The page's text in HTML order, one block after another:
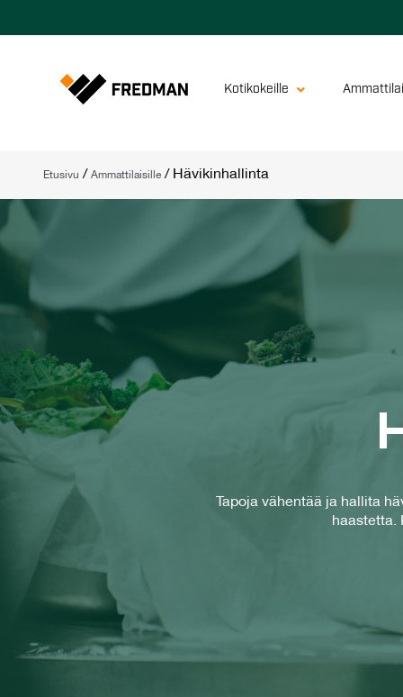
Kotikokeille
Etusivu / Ammattilaisille / Hävikinhallinta
Tapoja vähentää ja hallita
haastetta.